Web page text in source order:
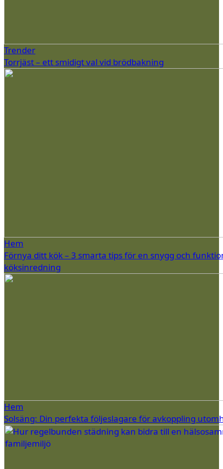
Trender
Torrjäst – ett smidigt val vid brödbakning
Hem
Förnya ditt kök – 3 smarta tips för en snygg och
köksinredning
Hem
Solsäng: Din perfekta följeslagare för avkoppling